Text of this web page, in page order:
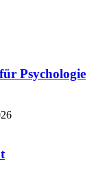
Psychologie